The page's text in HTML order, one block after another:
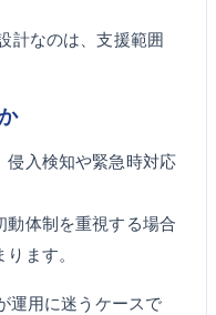
計なのは、支援範囲
侵入検知や緊急時対応
動体制を重視する場合
ます。
運用に迷うケースで